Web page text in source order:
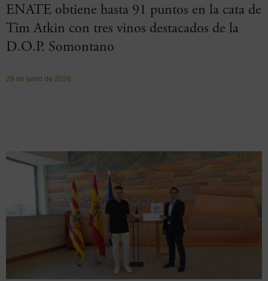
ENATE obtiene hasta 91 puntos en la cata de
Tim Atkin con tres vinos destacados de la
D.O.P. Somontano
29 de junio de 2026